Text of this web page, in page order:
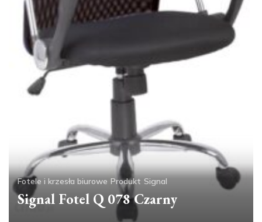
Fotele i krzesła biurowe Produkt Signal
Signal Fotel Q 078 Czarny